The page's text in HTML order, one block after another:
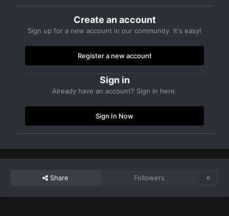
Create an account
Sign up for a new account in our community. It's easy!
Register a new account
Sign in
Already have an account? Sign in here.
Sign In Now
Share Followers 0